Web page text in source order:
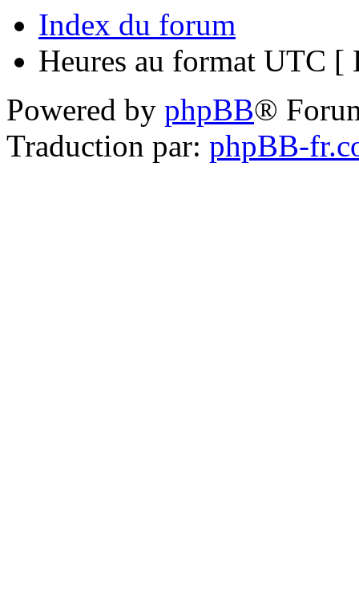
Index du forum
Heures au format UTC [
Powered by phpBB®
Traduction par: phpBB-